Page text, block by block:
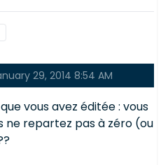
29, 2014 8:54 AM
vous avez éditée : vous
ne repartez pas à zéro (ou